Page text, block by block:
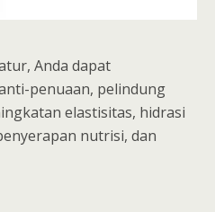
Anda dapat
penuaan, pelindung
elastisitas, hidrasi
nutrisi, dan